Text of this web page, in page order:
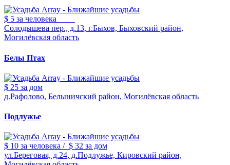
$ 5 за человека
Солодышева пер., д.13, г.Быхов, Быховский район,
Могилёвская область
Белы Птах
$ 25 за дом
д.Рафолово, Белыничский район, Могилёвская область
Подлужье
$ 10 за человека / $ 32 за дом
ул.Береговая, д.24, д.Подлужье, Кировский район,